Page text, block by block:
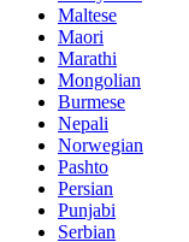
Maltese
Maori
Marathi
Mongolian
Burmese
Nepali
Norwegian
Pashto
Persian
Punjabi
Serbian